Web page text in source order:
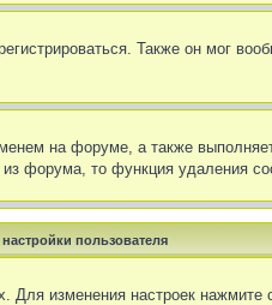
Также он мог
на форуме, а также
форума, то функция удаления
пользователя
изменения настроек